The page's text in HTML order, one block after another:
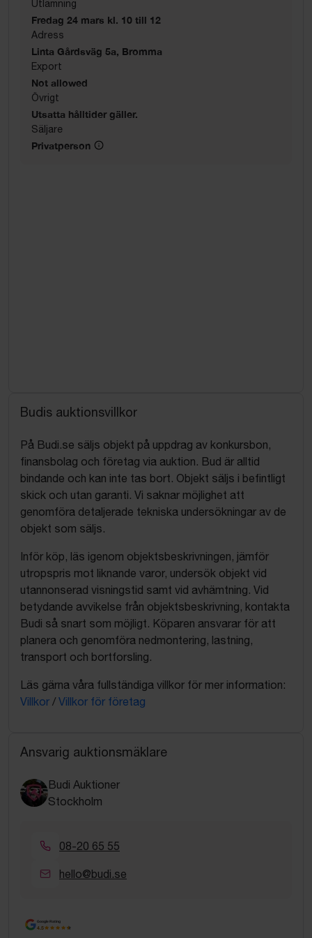
Utlämning
Fredag 24 mars kl. 10 till 12
Adress
Linta Gårdsväg 5a, Bromma
Export
Not allowed
Övrigt
Utsatta hålltider gäller.
Säljare
Privatperson
Budis auktionsvillkor
På Budi.se säljs objekt på uppdrag av konkursbon,
finansbolag och företag via auktion. Bud är alltid
bindande och kan inte tas bort. Objekt säljs i befintligt
skick och utan garanti. Vi saknar möjlighet att
genomföra detaljerade tekniska undersökningar av de
objekt som säljs.
Inför köp, läs igenom objektsbeskrivningen, jämför
utropspris mot liknande varor, undersök objekt vid
utannonserad visningstid samt vid avhämtning. Vid
betydande avvikelse från objektsbeskrivning, kontakta
Budi så snart som möjligt. Köparen ansvarar för att
planera och genomföra nedmontering, lastning,
transport och bortforsling.
Läs gärna våra fullständiga villkor för mer information:
Villkor / Villkor för företag
Ansvarig auktionsmäklare
Budi Auktioner
Stockholm
08-20 65 55
hello@budi.se
Google Rating
4.5